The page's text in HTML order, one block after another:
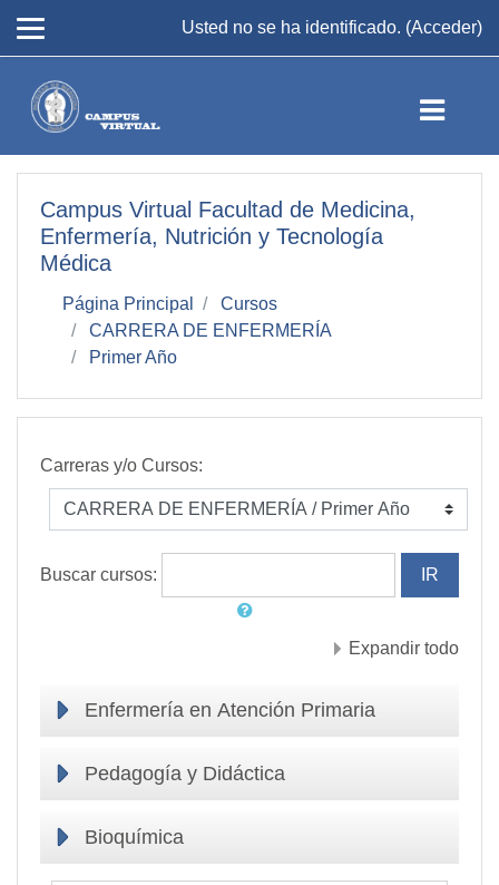
Usted no se ha identificado. (Acceder)
Campus Virtual Facultad de Medicina,
Enfermería, Nutrición y Tecnología
Médica
Página Principal
Cursos
CARRERA DE ENFERMERÍA
Primer Año
Carreras y/o Cursos:
Buscar cursos:
Expandir todo
Enfermería en Atención Primaria
Pedagogía y Didáctica
Bioquímica